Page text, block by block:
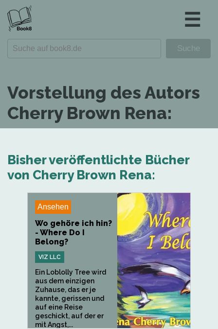
☰
Vorstellung des Autors
Cherry Brown Rena:
Bisher veröffentlichte Bücher
von Cherry Brown Rena:
Ansehen
Wo gehöre ich hin?
- Where Do I
Belong?
VIZ LLC
Ein Loblolly Tree wird
aus dem einzigen
Zuhause, das er je
kannte, gerissen und
auf eine Reise
geschickt, auf der er
mit Angst,...